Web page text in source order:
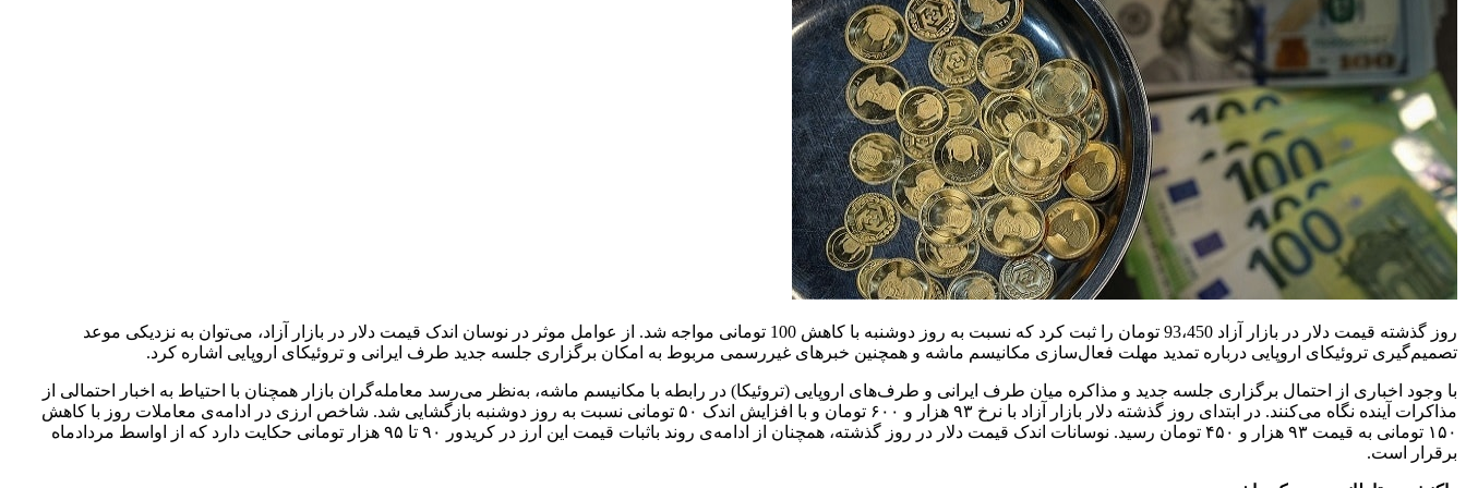
روز گذشته قیمت دلار در بازار آزاد 93،450 تومان را ثبت کرد که نسبت به ‌روز دوشنبه با کاهش 100 تومانی مواجه شد. از عوامل موثر در نوسان اندک قیمت دلار در بازار آزاد، می‌توان به نزدیکی موعد
تصمیم‌گیری تروئیکای اروپایی درباره‌ تمدید مهلت فعال‌سازی مکانیسم ماشه و همچنین خبرهای غیررسمی مربوط به امکان برگزاری جلسه جدید طرف‌ ایرانی و تروئیکای اروپایی اشاره کرد.
با وجود اخباری از احتمال برگزاری جلسه‌ جدید و مذاکره میان طرف ایرانی و طرف‌های اروپایی (تروئیکا) در رابطه با مکانیسم ماشه، به‌نظر می‌رسد معامله‌گران بازار همچنان با احتیاط به اخبار احتمالی از
مذاکرات آینده نگاه می‌کنند. در ابتدای روز گذشته دلار بازار آزاد با نرخ ۹۳ هزار و ۶۰۰ تومان و با افزایش اندک ۵۰ تومانی نسبت به ‌روز دوشنبه بازگشایی شد. شاخص ارزی در ادامه‌ی معاملات روز با کاهش
۱۵۰ تومانی به قیمت ۹۳ هزار و ۴۵۰ تومان رسید. نوسانات اندک قیمت دلار در روز گذشته، همچنان از ادامه‌ی روند باثبات قیمت این ارز در کریدور ۹۰ تا ۹۵ هزار تومانی حکایت دارد که از اواسط مردادماه
برقرار است.